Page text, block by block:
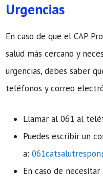
Urgencias
En caso de que el CAP
salud más cercano y
urgencias, debes saber
teléfonos y correo
Llamar al 061 al
Puedes escribir un
a:
En caso de